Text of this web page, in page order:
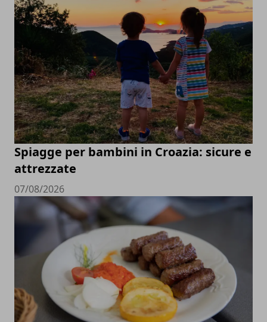
Spiagge per bambini in Croazia: sicure e
attrezzate
07/08/2026